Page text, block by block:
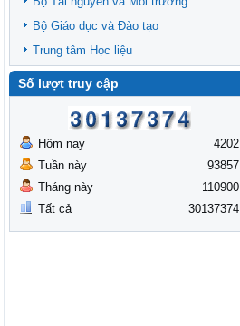
Bộ Giáo dục và Đào tạo
Trung tâm Học liệu
Số lượt truy cập
Hôm nay
Tuần này
Tháng này
Tất cả
4202
93857
110900
30137374